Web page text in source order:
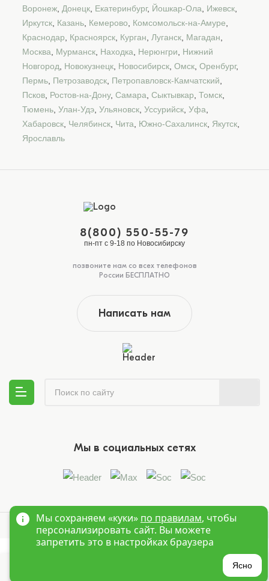
?
Воронеж, Донецк, Екатеринбург, Йошкар-Ола, Ижевск,
Иркутск, Казань, Кемерово, Комсомольск-на-Амуре,
Краснодар, Красноярск, Курган, Луганск, Магадан,
Москва, Мурманск, Находка, Нерюнгри, Нижний
Новгород, Новокузнецк, Новосибирск, Омск, Оренбург,
Пермь, Петрозаводск, Петропавловск-Камчатский,
Псков, Ростов-на-Дону, Самара, Сыктывкар, Томск,
Тюмень, Улан-Удэ, Ульяновск, Уссурийск, Уфа,
Хабаровск, Челябинск, Чита, Южно-Сахалинск, Якутск,
Ярославль
8(800) 550-55-79
пн-пт с 9-18 по Новосибирску
позвоните нам со всех телефонов
России БЕСПЛАТНО
Написать нам
Мы в социальных сетях
© 1995-2026 Оптовый интернет магазин детской одежды «Краски
Детства»Новосибирск
Мы сохраняем «куки» по правилам, чтобы
персонализировать сайт. Вы можете
запретить это в настройках браузера
Ясно